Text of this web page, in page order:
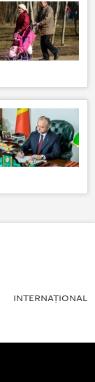
INTERNAŢIONAL